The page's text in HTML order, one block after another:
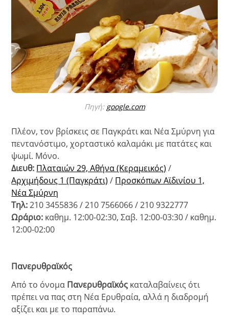
Πηγή: google.com
Πλέον, τον βρίσκεις σε Παγκράτι και Νέα Σμύρνη για
πεντανόστιμο, χορταστικό καλαμάκι με πατάτες και
ψωμί. Μόνο.
Διευθ: Πλαταιών 29, Αθήνα (Κεραμεικός) /
Αρχιμήδους 1 (Παγκράτι) / Προσκόπων Αϊδινίου 1,
Νέα Σμύρνη
Τηλ:210 3455836 / 210 7566066 / 210 9322777
Ωράριο: καθημ. 12:00-02:30, Σαβ. 12:00-03:30 / καθημ.
12:00-02:00
Πανερυθραϊκός
Από το όνομα Πανερυθραϊκός καταλαβαίνεις ότι
πρέπει να πας στη Νέα Ερυθραία, αλλά η διαδρομή
αξίζει και με το παραπάνω.